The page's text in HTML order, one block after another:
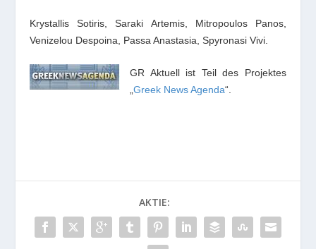
Krystallis Sotiris, Saraki Artemis, Mitropoulos Panos,
Venizelou Despoina, Passa Anastasia, Spyronasi Vivi.
GR Aktuell ist Teil des Projektes
„Greek News Agenda“.
AKTIE: